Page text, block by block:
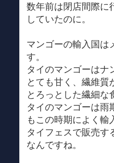
数年前は閉店間際に
していたのに。
マンゴーの輸入国は
す。
タイのマンゴーはナ
とても甘く、繊維質
とろっとした繊細な
タイのマンゴーは雨
もこの時期によく輸
タイフェスで販売す
なんですね。